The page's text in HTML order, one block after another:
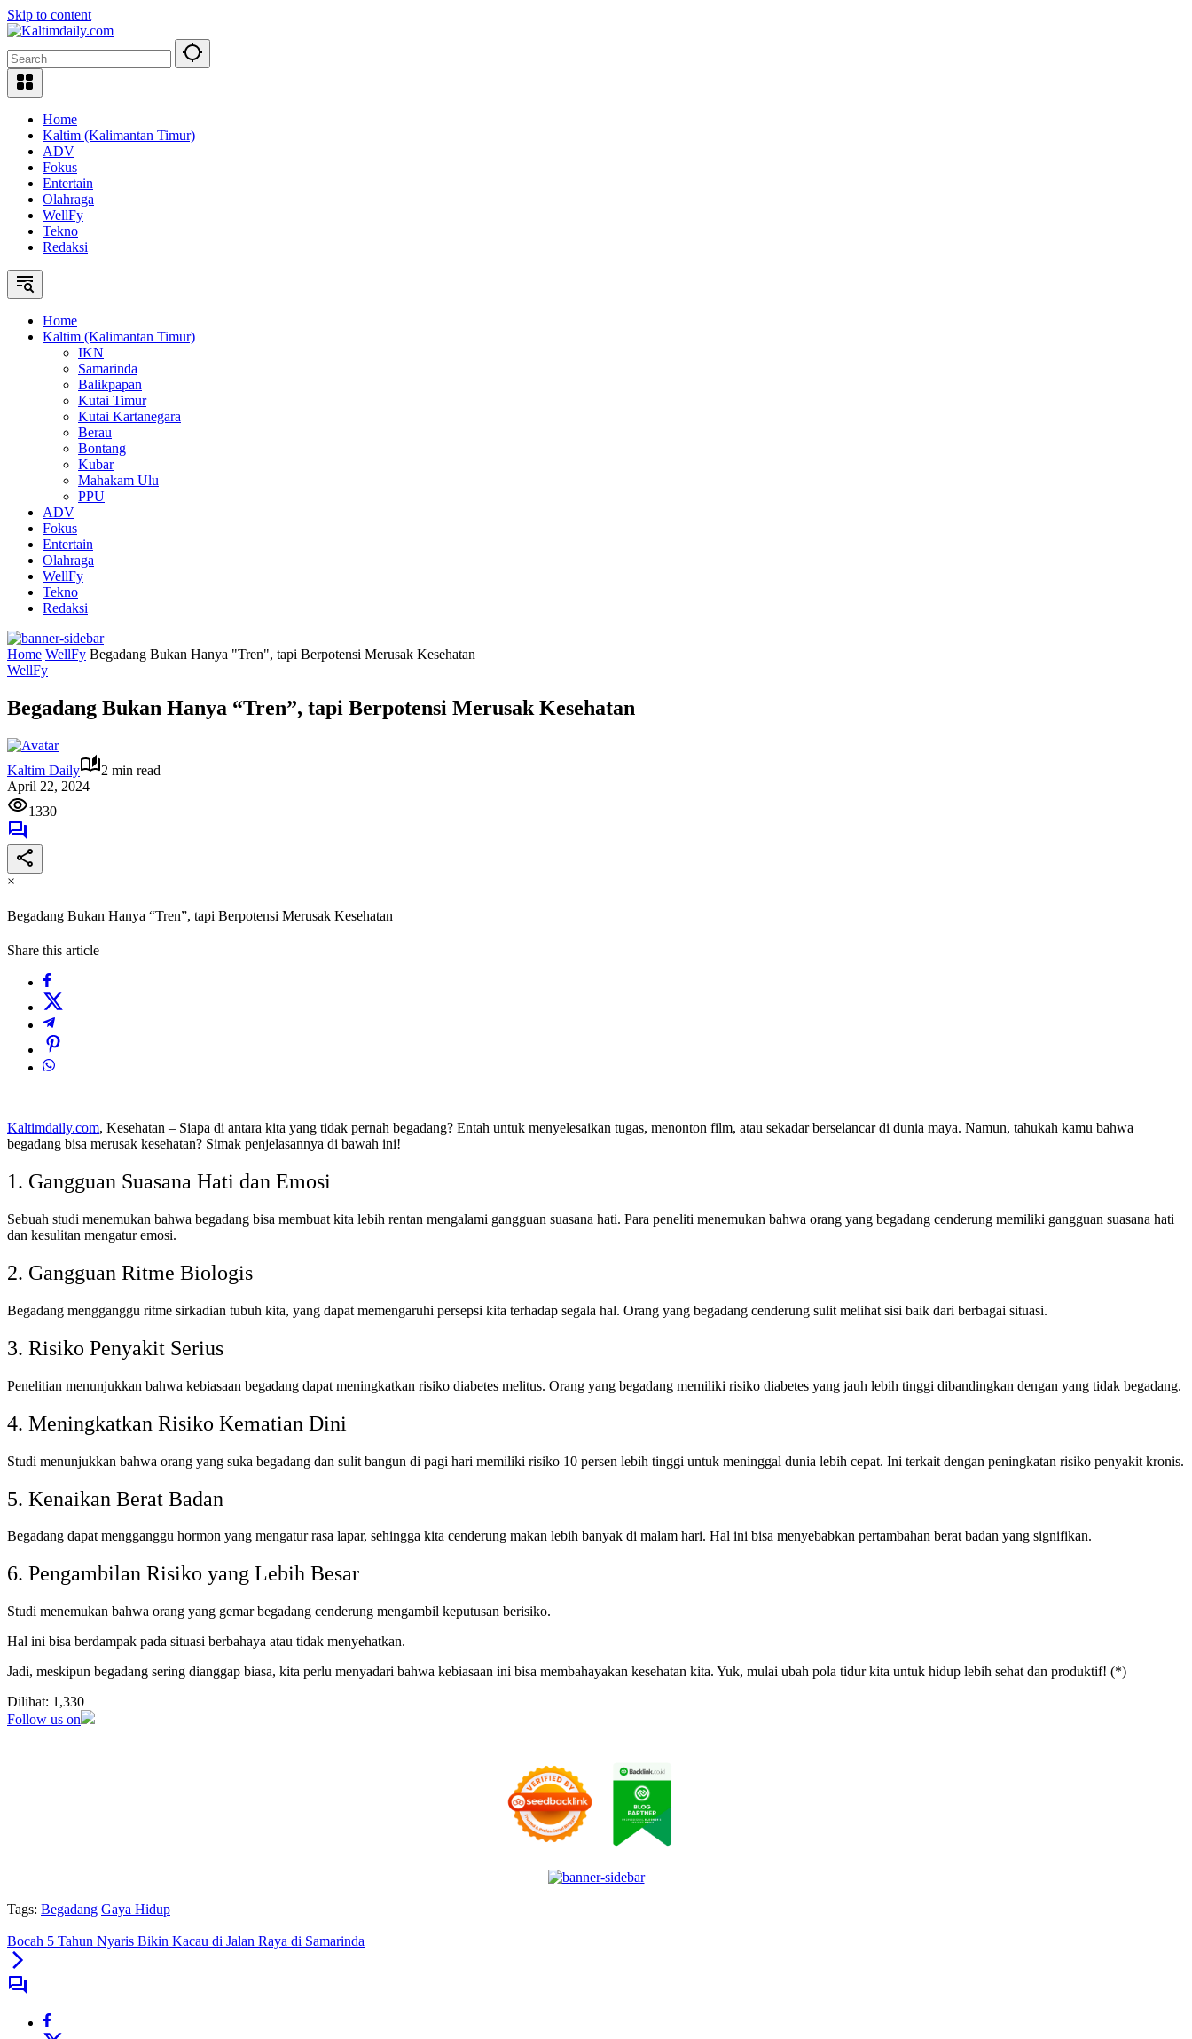
Skip to content
Home
Kaltim (Kalimantan Timur)
ADV
Fokus
Entertain
Olahraga
WellFy
Tekno
Redaksi
Home
Kaltim (Kalimantan Timur)
IKN
Samarinda
Balikpapan
Kutai Timur
Kutai Kartanegara
Berau
Bontang
Kubar
Mahakam Ulu
PPU
ADV
Fokus
Entertain
Olahraga
WellFy
Tekno
Redaksi
Home WellFy Begadang Bukan Hanya "Tren", tapi Berpotensi Merusak Kesehatan
WellFy
Begadang Bukan Hanya “Tren”, tapi Berpotensi Merusak Kesehatan
Kaltim Daily
2 min read
April 22, 2024
1330
×
Begadang Bukan Hanya “Tren”, tapi Berpotensi Merusak Kesehatan
Share this article
Kaltimdaily.com, Kesehatan – Siapa di antara kita yang tidak pernah begadang? Entah untuk menyelesaikan tugas, menonton film, atau sekadar berselancar di dunia maya. Namun, tahukah kamu bahwa
begadang bisa merusak kesehatan? Simak penjelasannya di bawah ini!
1. Gangguan Suasana Hati dan Emosi
Sebuah studi menemukan bahwa begadang bisa membuat kita lebih rentan mengalami gangguan suasana hati. Para peneliti menemukan bahwa orang yang begadang cenderung memiliki gangguan suasana hati
dan kesulitan mengatur emosi.
2. Gangguan Ritme Biologis
Begadang mengganggu ritme sirkadian tubuh kita, yang dapat memengaruhi persepsi kita terhadap segala hal. Orang yang begadang cenderung sulit melihat sisi baik dari berbagai situasi.
3. Risiko Penyakit Serius
Penelitian menunjukkan bahwa kebiasaan begadang dapat meningkatkan risiko diabetes melitus. Orang yang begadang memiliki risiko diabetes yang jauh lebih tinggi dibandingkan dengan yang tidak begadang.
4. Meningkatkan Risiko Kematian Dini
Studi menunjukkan bahwa orang yang suka begadang dan sulit bangun di pagi hari memiliki risiko 10 persen lebih tinggi untuk meninggal dunia lebih cepat. Ini terkait dengan peningkatan risiko penyakit kronis.
5. Kenaikan Berat Badan
Begadang dapat mengganggu hormon yang mengatur rasa lapar, sehingga kita cenderung makan lebih banyak di malam hari. Hal ini bisa menyebabkan pertambahan berat badan yang signifikan.
6. Pengambilan Risiko yang Lebih Besar
Studi menemukan bahwa orang yang gemar begadang cenderung mengambil keputusan berisiko.
Hal ini bisa berdampak pada situasi berbahaya atau tidak menyehatkan.
Jadi, meskipun begadang sering dianggap biasa, kita perlu menyadari bahwa kebiasaan ini bisa membahayakan kesehatan kita. Yuk, mulai ubah pola tidur kita untuk hidup lebih sehat dan produktif! (*)
Dilihat: 1,330
Follow us on
Tags: Begadang Gaya Hidup
Bocah 5 Tahun Nyaris Bikin Kacau di Jalan Raya di Samarinda